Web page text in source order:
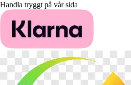
Handla tryggt på vår sida